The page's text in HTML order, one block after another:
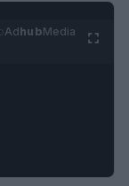
AdhubMedia